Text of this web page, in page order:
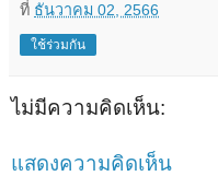
ที่ ธันวาคม 02, 2566
ใช้ร่วมกัน
ไม่มีความคิดเห็น:
แสดงความคิดเห็น